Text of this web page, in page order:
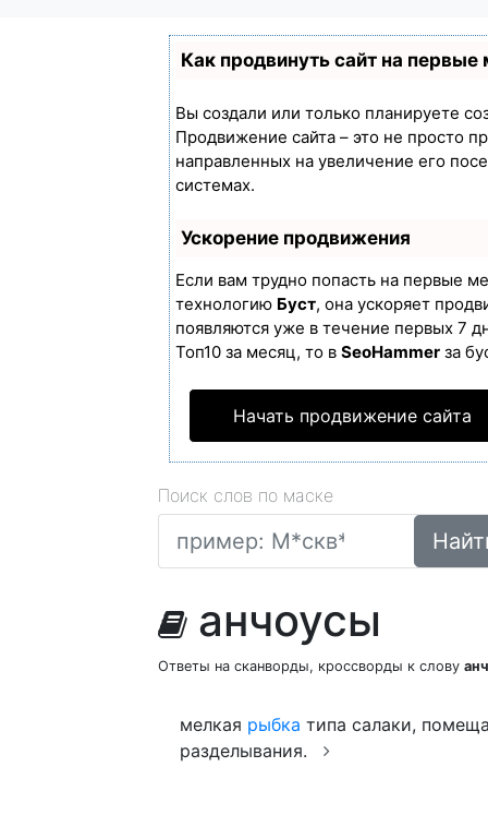
Как продвинуть сайт на первые
Вы создали или только планируете
Продвижение сайта – это не просто
направленных на увеличение его
системах.
Ускорение продвижения
Если вам трудно попасть на первые
технологию Буст, она ускоряет
появляются уже в течение первых 7
Топ10 за месяц, то в SeoHammer за
Начать продвижение сайта
Поиск слов по маске
анчоусы
Ответы на сканворды, кроссворды к слову
мелкая рыбка типа салаки,
разделывания.